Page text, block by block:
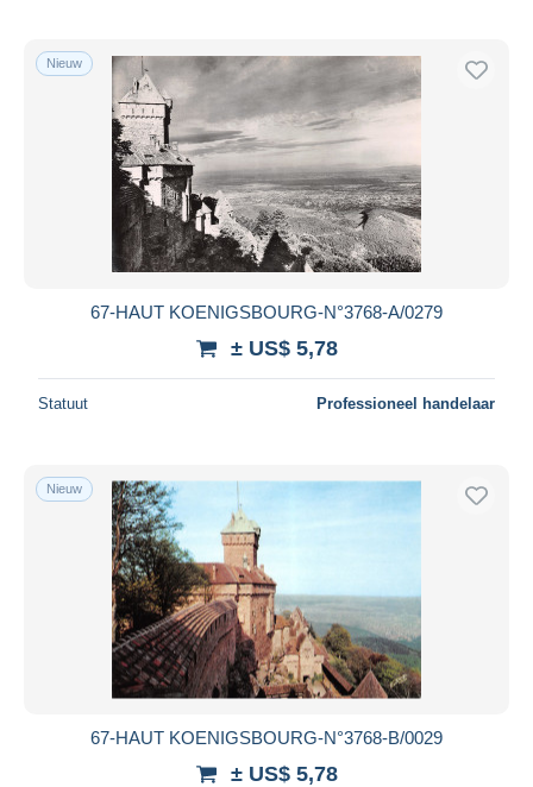
Nieuw
67-HAUT KOENIGSBOURG-N°3768-A/0279
± US$ 5,78
Statuut Professioneel handelaar
Nieuw
67-HAUT KOENIGSBOURG-N°3768-B/0029
± US$ 5,78